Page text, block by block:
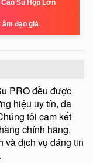
Cao Su Hộp Lớn
âm đạo giả
PRO đều được
hiệu uy tín, đa
tôi cam kết
chính hãng,
và dịch vụ đáng tin